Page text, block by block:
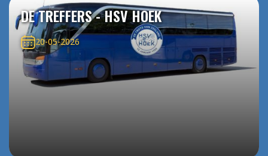
DE TREFFERS - HSV HOEK
20-05-2026